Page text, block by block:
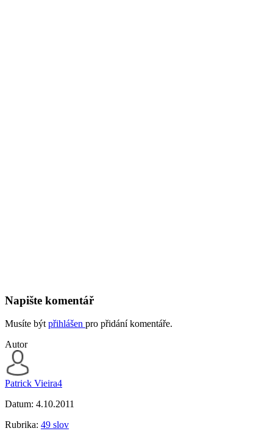
Napište komentář
Musíte být přihlášen pro přidání komentáře.
Autor
Patrick Vieira4
Datum: 4.10.2011
Rubrika: 49 slov